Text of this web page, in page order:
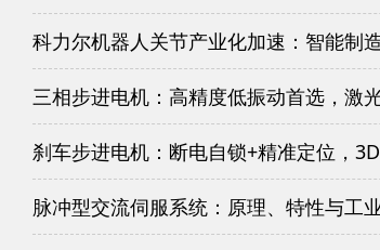
科力尔机器人关节产业化加速：智能制
三相步进电机：高精度低振动首选，激
刹车步进电机：断电自锁+精准定位，
脉冲型交流伺服系统：原理、特性与工